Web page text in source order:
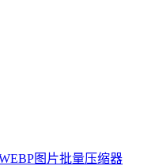
图片批量压缩器